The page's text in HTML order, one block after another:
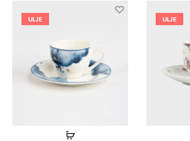
ULJE
Lexoni
ULJE